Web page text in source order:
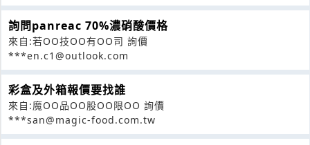
詢問panreac 70%濃硝酸價格
來自:若OO技OO有OO司 詢價
***en.c1@outlook.com
彩盒及外箱報價要找誰
來自:魔OO品OO股OO限OO 詢價
***san@magic-food.com.tw